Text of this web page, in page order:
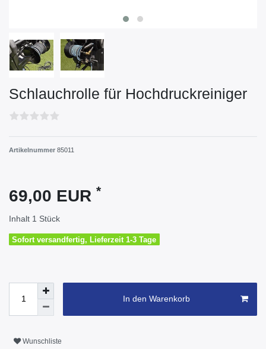
Schlauchrolle für Hochdruckreiniger
Artikelnummer 85011
69,00 EUR *
Inhalt 1 Stück
Sofort versandfertig, Lieferzeit 1-3 Tage
In den Warenkorb
Wunschliste